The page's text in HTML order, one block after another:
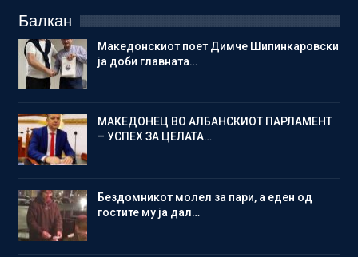
Балкан
Македонскиот поет Димче Шипинкаровски
ја доби главната…
МАКЕДОНЕЦ ВО АЛБАНСКИОТ ПАРЛАМЕНТ
– УСПЕХ ЗА ЦЕЛАТА…
Бездомникот молел за пари, а еден од
гостите му ја дал…